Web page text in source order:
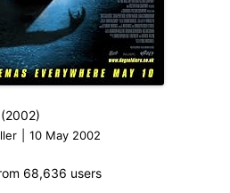
(2002)
10 May 2002
68,636 users